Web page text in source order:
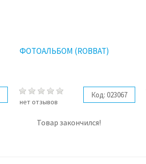
ФОТОАЛЬБОМ (ROBBAT)
нет отзывов
Код: 023067
Товар закончился!